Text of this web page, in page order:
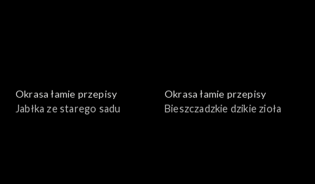
Okrasa łamie przepisy
Jabłka ze starego sadu
Okrasa łamie przepisy
Bieszczadzkie dzikie zioła